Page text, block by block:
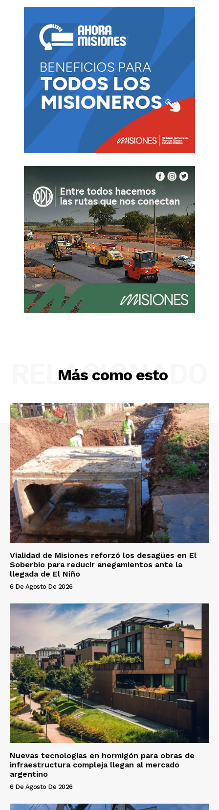
Más como esto
RELACIONADO
Vialidad de Misiones reforzó los desagües en El
Soberbio para reducir anegamientos ante la
llegada de El Niño
6 De Agosto De 2026
Nuevas tecnologías en hormigón para obras de
infraestructura compleja llegan al mercado
argentino
6 De Agosto De 2026